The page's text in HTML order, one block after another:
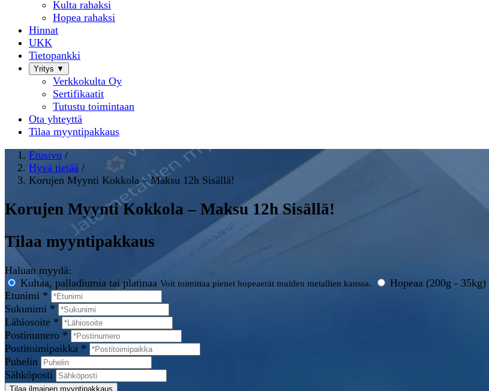
Kulta rahaksi
Hopea rahaksi
Hinnat
UKK
Tietopankki
Yritys ▼
Verkkokulta Oy
Sertifikaatit
Tutustu toimintaan
Ota yhteyttä
Tilaa myyntipakkaus
Etusivu /
Hyvä tietää /
Korujen Myynti Kokkola – Maksu 12h Sisällä!
Korujen Myynti Kokkola – Maksu 12h Sisällä!
Tilaa myyntipakkaus
Haluan myydä:
Kultaa, palladiumia tai platinaa Voit toimittaa pienet hopeaerät muiden metallien kanssa. Hopeaa (200g - 35kg)
Etunimi *
Sukunimi *
Lähiosoite *
Postinumero *
Postitoimipaikka *
Puhelin
Sähköposti
Tilaa ilmainen myyntipakkaus